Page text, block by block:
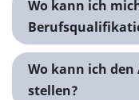
Wo kann ich
Wo kann ich
stellen?